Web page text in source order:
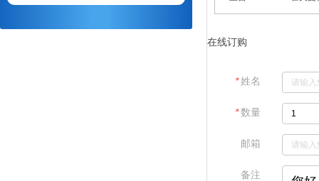
在线订购
＊姓名
＊数量
邮箱
备注